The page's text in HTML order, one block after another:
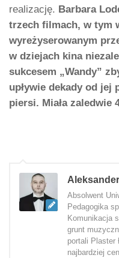
realizację. Barbara
trzech filmach, w tym
wyreżyserowanym
w dziejach kina
sukcesem „Wandy”
upływie dekady od jej
piersi. Miała zaledwie
Absolwent
Pedagogika
Komunikacja
grunt
portali Plaster
najbardziej